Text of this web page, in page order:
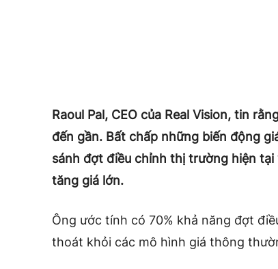
Raoul Pal, CEO của Real Vision, tin
đến gần. Bất chấp những biến động
sánh đợt điều chỉnh thị trường hiện
tăng giá lớn.
Ông ước tính có 70% khả năng đợt
thoát khỏi các mô hình giá thông